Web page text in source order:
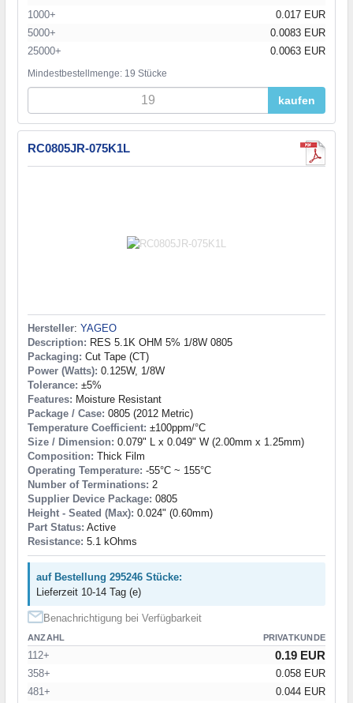
1000+
0.017 EUR
5000+
0.0083 EUR
25000+
0.0063 EUR
Mindestbestellmenge: 19 Stücke
kaufen
RC0805JR-075K1L
Hersteller: YAGEO
Description: RES 5.1K OHM 5% 1/8W 0805
Packaging: Cut Tape (CT)
Power (Watts): 0.125W, 1/8W
Tolerance: ±5%
Features: Moisture Resistant
Package / Case: 0805 (2012 Metric)
Temperature Coefficient: ±100ppm/°C
Size / Dimension: 0.079" L x 0.049" W (2.00mm x 1.25mm)
Composition: Thick Film
Operating Temperature: -55°C ~ 155°C
Number of Terminations: 2
Supplier Device Package: 0805
Height - Seated (Max): 0.024" (0.60mm)
Part Status: Active
Resistance: 5.1 kOhms
auf Bestellung 295246 Stücke:
Lieferzeit 10-14 Tag (e)
Benachrichtigung bei Verfügbarkeit
ANZAHL PRIVATKUNDE
112+ 0.19 EUR
358+
0.058 EUR
481+
0.044 EUR